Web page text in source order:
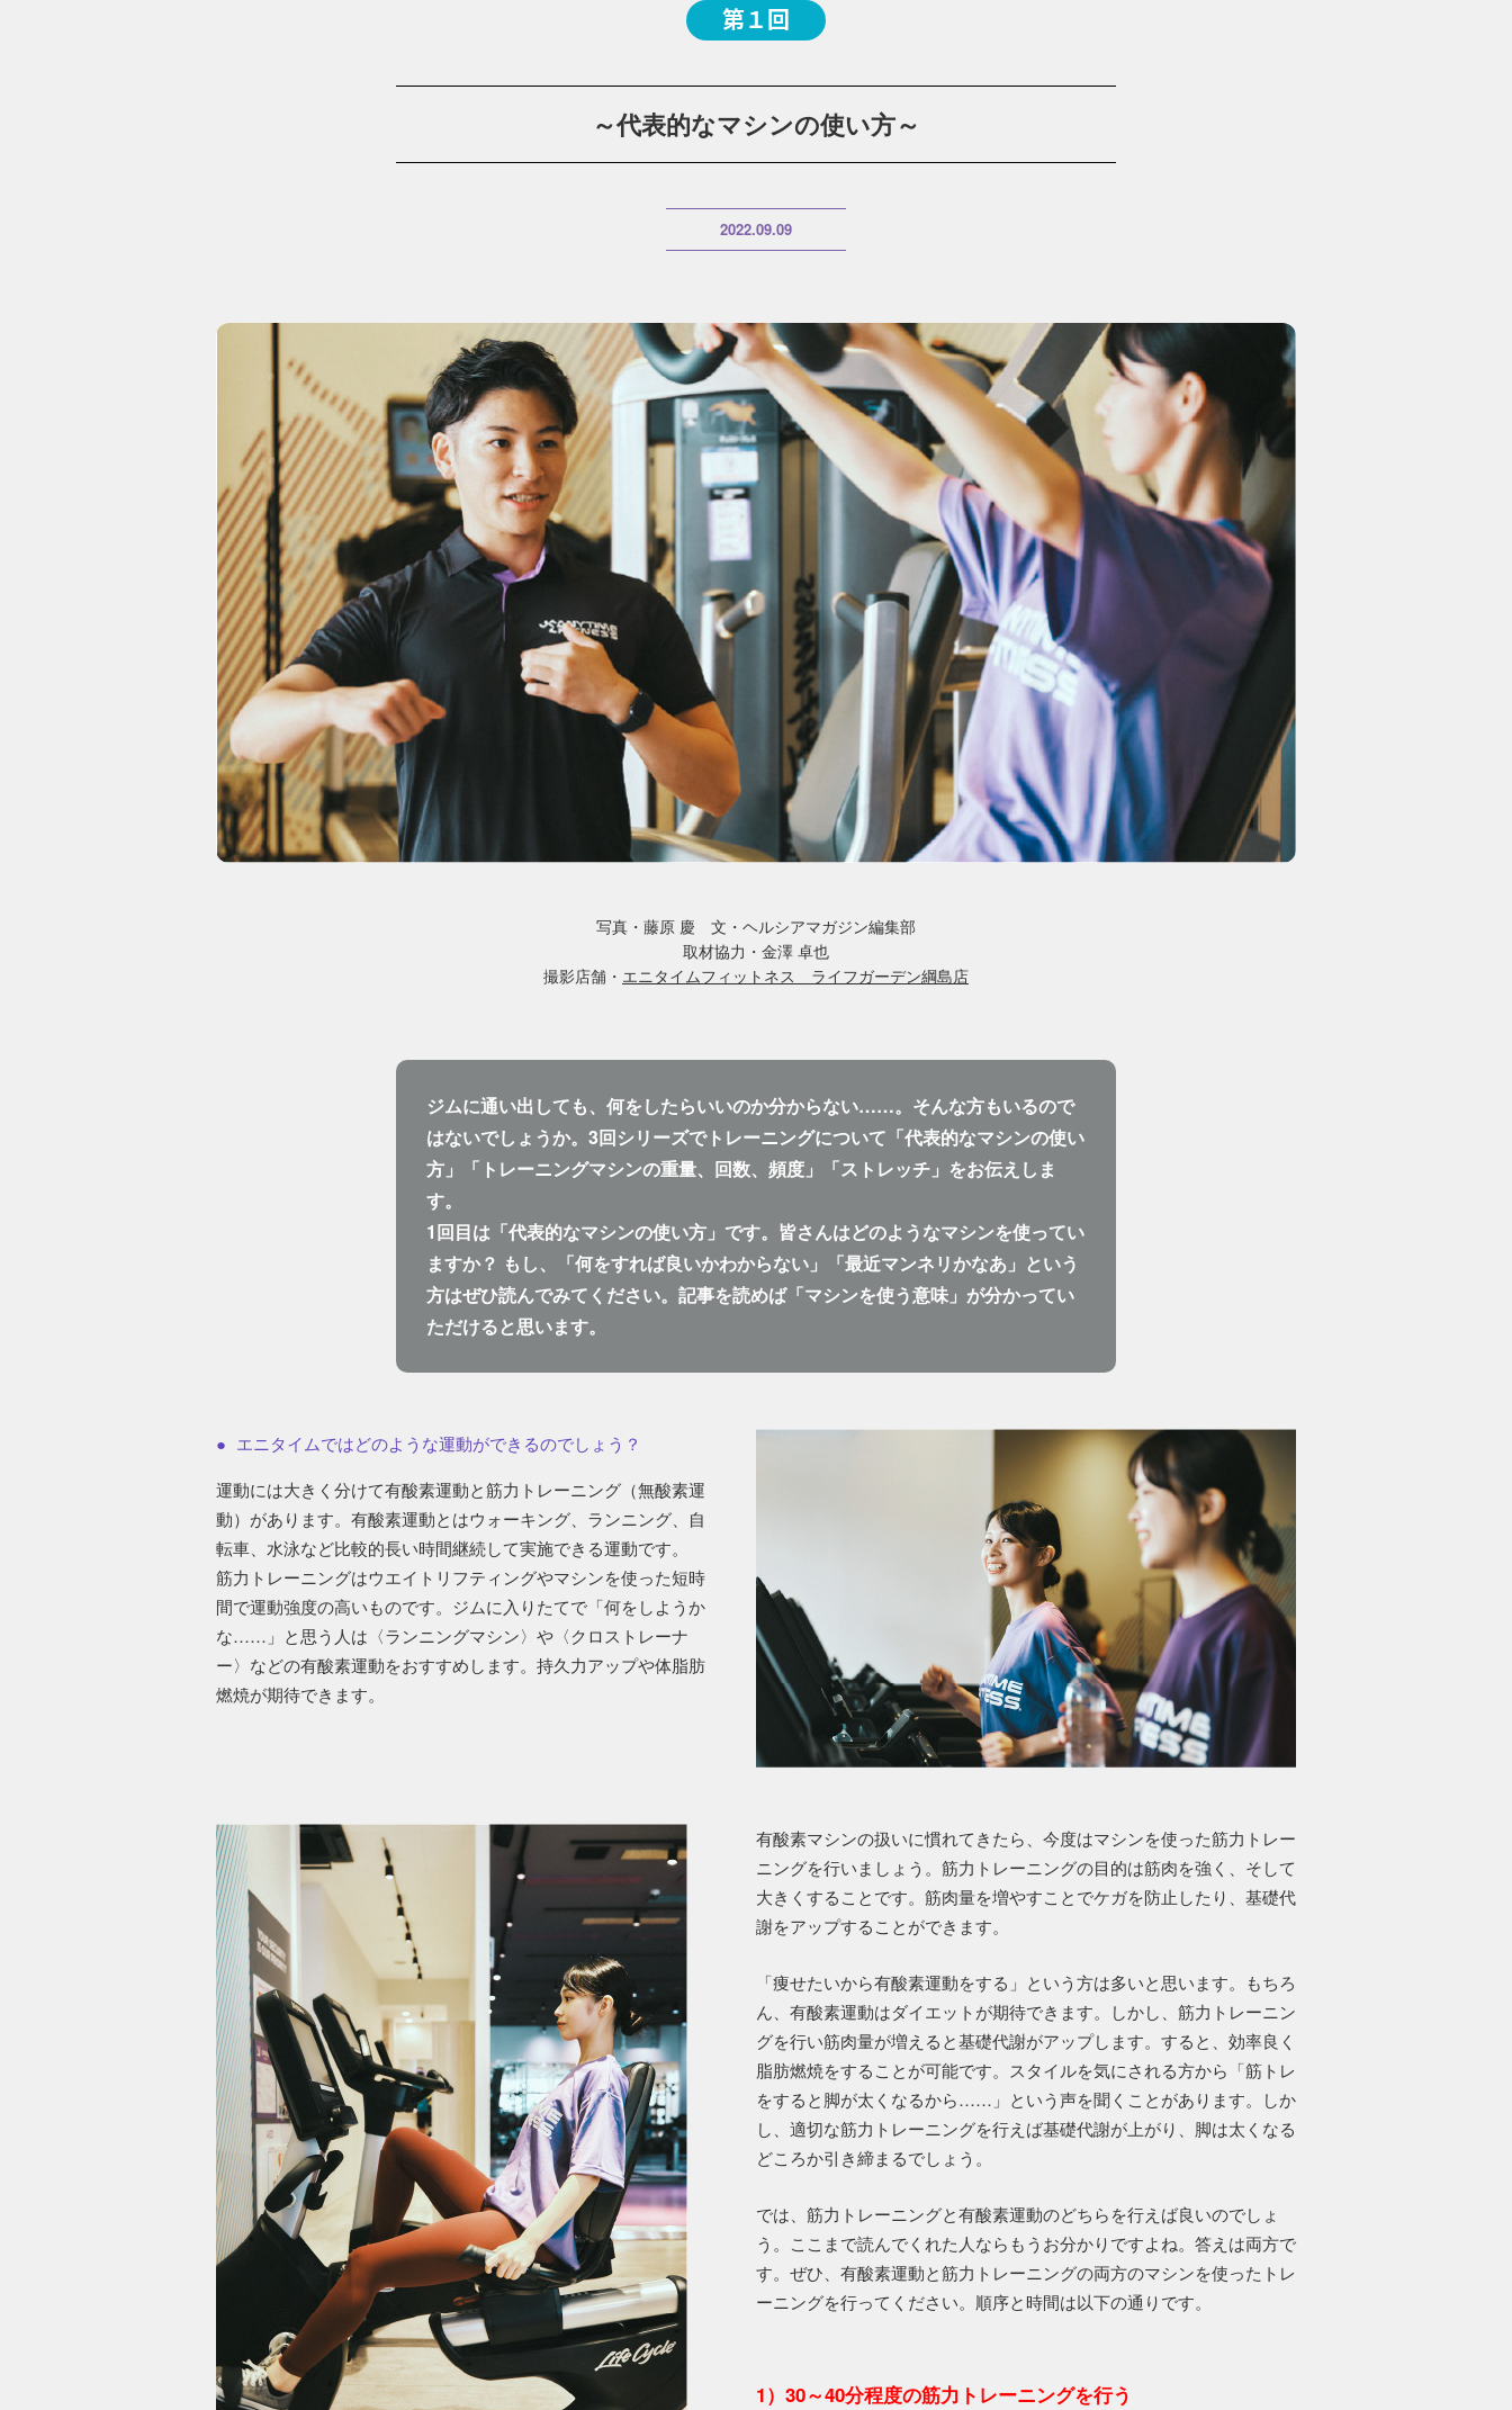
第１回
～代表的なマシンの使い方～
2022.09.09
写真・藤原 慶 文・ヘルシアマガジン編集部
取材協力・金澤 卓也
撮影店舗・ エニタイムフィットネス ライフガーデン綱島店
ジムに通い出しても、何をしたらいいのか分からない……。そんな方もいるので
はないでしょうか。3回シリーズでトレーニングについて「代表的なマシンの使い
方」「トレーニングマシンの重量、回数、頻度」「ストレッチ」をお伝えしま
す。
1回目は「代表的なマシンの使い方」です。皆さんはどのようなマシンを使ってい
ますか？ もし、「何をすれば良いかわからない」「最近マンネリかなあ」という
方はぜひ読んでみてください。記事を読めば「マシンを使う意味」が分かってい
ただけると思います。
エニタイムではどのような運動ができるのでしょう？
運動には大きく分けて有酸素運動と筋力トレーニング（無酸素運
動）があります。有酸素運動とはウォーキング、ランニング、自
転車、水泳など比較的長い時間継続して実施できる運動です。
筋力トレーニングはウエイトリフティングやマシンを使った短時
間で運動強度の高いものです。ジムに入りたてで「何をしようか
な……」と思う人は〈ランニングマシン〉や〈クロストレーナ
ー〉などの有酸素運動をおすすめします。持久力アップや体脂肪
燃焼が期待できます。
有酸素マシンの扱いに慣れてきたら、今度はマシンを使った筋力トレー
ニングを行いましょう。筋力トレーニングの目的は筋肉を強く、そして
大きくすることです。筋肉量を増やすことでケガを防止したり、基礎代
謝をアップすることができます。
「痩せたいから有酸素運動をする」という方は多いと思います。もちろ
ん、有酸素運動はダイエットが期待できます。しかし、筋力トレーニン
グを行い筋肉量が増えると基礎代謝がアップします。すると、効率良く
脂肪燃焼をすることが可能です。スタイルを気にされる方から「筋トレ
をすると脚が太くなるから……」という声を聞くことがあります。しか
し、適切な筋力トレーニングを行えば基礎代謝が上がり、脚は太くなる
どころか引き締まるでしょう。
では、筋力トレーニングと有酸素運動のどちらを行えば良いのでしょ
う。ここまで読んでくれた人ならもうお分かりですよね。答えは両方で
す。ぜひ、有酸素運動と筋力トレーニングの両方のマシンを使ったトレ
ーニングを行ってください。順序と時間は以下の通りです。
1）30～40分程度の筋力トレーニングを行う